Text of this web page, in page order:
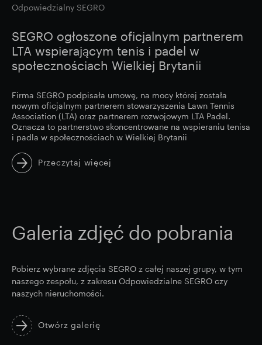
Odpowiedzialny SEGRO
SEGRO ogłoszone oficjalnym partnerem
LTA wspierającym tenis i padel w
społecznościach Wielkiej Brytanii
Firma SEGRO podpisała umowę, na mocy której została
nowym oficjalnym partnerem stowarzyszenia Lawn Tennis
Association (LTA) oraz partnerem rozwojowym LTA Padel.
Oznacza to partnerstwo skoncentrowane na wspieraniu tenisa
i padla w społecznościach w Wielkiej Brytanii
Przeczytaj więcej
Galeria zdjęć do pobrania
Pobierz wybrane zdjęcia SEGRO z całej naszej grupy, w tym
naszego zespołu, z zakresu Odpowiedzialne SEGRO czy
naszych nieruchomości.
Otwórz galerię